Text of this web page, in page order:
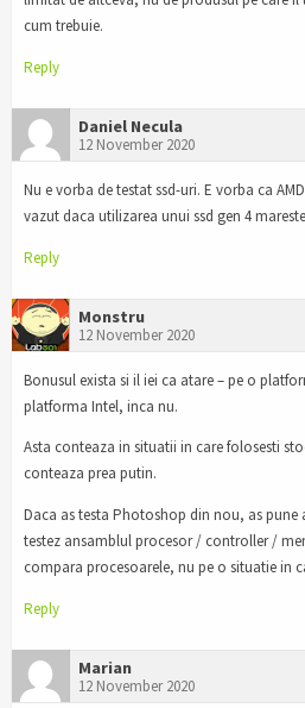
cum trebuie.
Reply
Daniel Necula
12 November 2020
Nu e vorba de testat ssd-uri. E vorba ca
vazut daca utilizarea unui ssd gen 4
Reply
Monstru
12 November 2020
Bonusul exista si il iei ca atare – pe o
platforma Intel, inca nu.
Asta conteaza in situatii in care folosesti
conteaza prea putin.
Daca as testa Photoshop din nou, as pune
testez ansamblul procesor / controller /
compara procesoarele, nu pe o situatie in
Reply
Marian
12 November 2020